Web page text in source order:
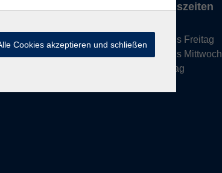
Öffnungszeiten
Montag bis Freitag
Montag bis Mittwoch
Donnerstag
Cookies akzeptieren und schließen